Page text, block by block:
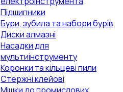
Підшипники
Бури, зубила та набори бурів
Диски алмазні
Насадки для
мультиінструменту
Коронки та кільцеві пили
Стержні клейові